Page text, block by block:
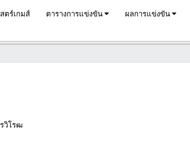
ตร์เกมส์ ตารางการแข่งขัน ผลการแข่งขัน
วิโรฒ